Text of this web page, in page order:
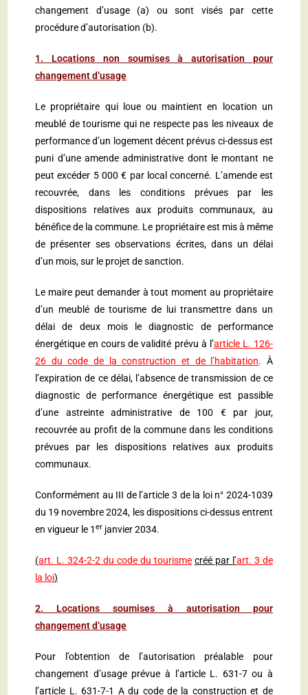
changement d’usage (a) ou sont visés par cette
procédure d’autorisation (b).
1. Locations non soumises à autorisation pour
changement d’usage
Le propriétaire qui loue ou maintient en location un
meublé de tourisme qui ne respecte pas les niveaux de
performance d’un logement décent prévus ci-dessus est
puni d’une amende administrative dont le montant ne
peut excéder 5 000 € par local concerné. L’amende est
recouvrée, dans les conditions prévues par les
dispositions relatives aux produits communaux, au
bénéfice de la commune. Le propriétaire est mis à même
de présenter ses observations écrites, dans un délai
d’un mois, sur le projet de sanction.
Le maire peut demander à tout moment au propriétaire
d’un meublé de tourisme de lui transmettre dans un
délai de deux mois le diagnostic de performance
énergétique en cours de validité prévu à l’article L. 126-
26 du code de la construction et de l’habitation. À
l’expiration de ce délai, l’absence de transmission de ce
diagnostic de performance énergétique est passible
d’une astreinte administrative de 100 € par jour,
recouvrée au profit de la commune dans les conditions
prévues par les dispositions relatives aux produits
communaux.
Conformément au III de l’article 3 de la loi n° 2024-1039
du 19 novembre 2024, les dispositions ci-dessus entrent
en vigueur le 1er janvier 2034.
(art. L. 324-2-2 du code du tourisme créé par l’art. 3 de
la loi)
2. Locations soumises à autorisation pour
changement d’usage
Pour l’obtention de l’autorisation préalable pour
changement d’usage prévue à l’article L. 631-7 ou à
l’article L. 631-7-1 A du code de la construction et de